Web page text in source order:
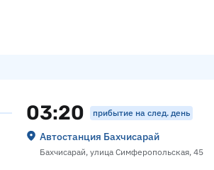
03:20 прибытие на след. день
Автостанция Бахчисарай
Бахчисарай, улица Симферопольская, 45